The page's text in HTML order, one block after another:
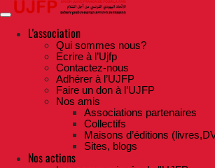
Skip
to
contentL'association
Qui sommes nous?
Ecrire à l’Ujfp
Contactez-nous
Adhérer à l’UJFP
Faire un don à l’UJFP
Nos amis
Associations partenaires
Collectifs
Maisons d’éditions
Sites, blogs
Nos actions